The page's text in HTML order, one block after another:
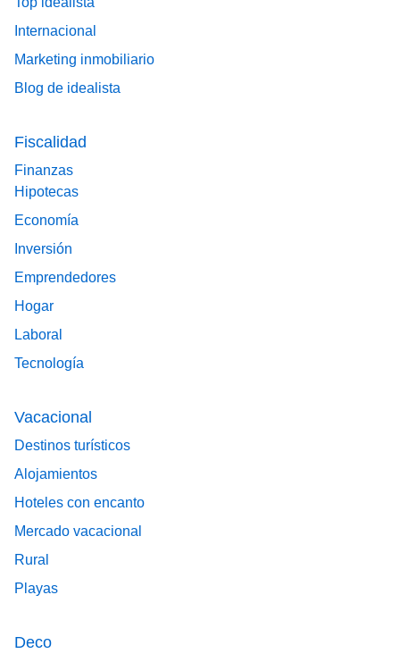
Internacional
Marketing inmobiliario
Blog de idealista
Fiscalidad
Finanzas
Hipotecas
Economía
Inversión
Emprendedores
Hogar
Laboral
Tecnología
Vacacional
Destinos turísticos
Alojamientos
Hoteles con encanto
Mercado vacacional
Rural
Playas
Deco